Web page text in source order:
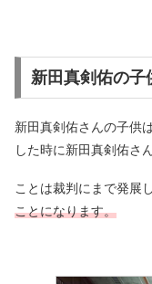
新田真剣佑の子
新田真剣佑さんの子供
した時に新田真剣佑さ
ことは裁判にまで発展
ことになります。